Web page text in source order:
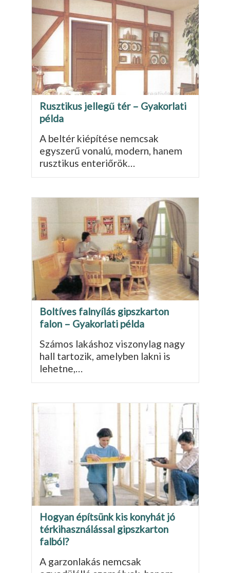
Rusztikus jellegű tér – Gyakorlati
példa
A beltér kiépítése nemcsak
egyszerű vonalú, modern, hanem
rusztikus enteriőrök…
Boltíves falnyílás gipszkarton
falon – Gyakorlati példa
Számos lakáshoz viszonylag nagy
hall tartozik, amelyben lakni is
lehetne,…
Hogyan építsünk kis konyhát jó
térkihasználással gipszkarton
falból?
A garzonlakás nemcsak